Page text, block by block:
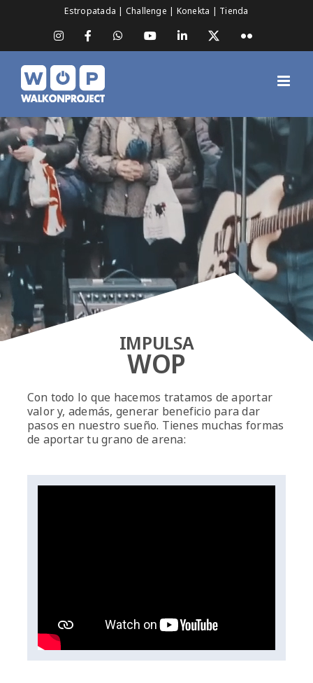
Estropatada | Challenge | Konekta | Tienda
InstagramFacebookWhatsAppYouTubeLinkedIn Flickr
IMPULSA
WOP
Con todo lo que hacemos tratamos de aportar
valor y, además, generar beneficio para dar
pasos en nuestro sueño. Tienes muchas formas
de aportar tu grano de arena: